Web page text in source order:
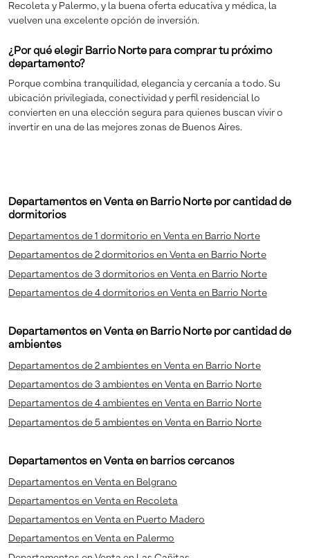
Recoleta y Palermo, y la buena oferta educativa y médica, la
vuelven una excelente opción de inversión.
¿Por qué elegir Barrio Norte para comprar tu próximo
departamento?
Porque combina tranquilidad, elegancia y cercanía a todo. Su
ubicación privilegiada, conectividad y perfil residencial lo
convierten en una elección segura para quienes buscan vivir o
invertir en una de las mejores zonas de Buenos Aires.
Departamentos en Venta en Barrio Norte por cantidad de
dormitorios
Departamentos de 1 dormitorio en Venta en Barrio Norte
Departamentos de 2 dormitorios en Venta en Barrio Norte
Departamentos de 3 dormitorios en Venta en Barrio Norte
Departamentos de 4 dormitorios en Venta en Barrio Norte
Departamentos en Venta en Barrio Norte por cantidad de
ambientes
Departamentos de 2 ambientes en Venta en Barrio Norte
Departamentos de 3 ambientes en Venta en Barrio Norte
Departamentos de 4 ambientes en Venta en Barrio Norte
Departamentos de 5 ambientes en Venta en Barrio Norte
Departamentos en Venta en barrios cercanos
Departamentos en Venta en Belgrano
Departamentos en Venta en Recoleta
Departamentos en Venta en Puerto Madero
Departamentos en Venta en Palermo